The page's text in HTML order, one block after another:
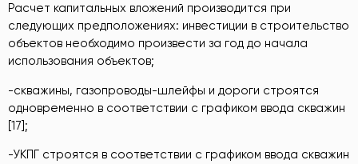
Расчет капитальных вложений производится при
следующих предположениях: инвестиции в строительство
объектов необходимо произвести за год до начала
использования объектов;
-скважины, газопроводы-шлейфы и дороги строятся
одновременно в соответствии с графиком ввода скважин
[17];
-УКПГ строятся в соответствии с графиком ввода скважин